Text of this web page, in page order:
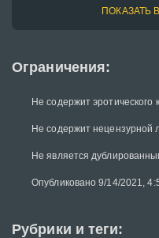
Ограничения:
Не содержит эротического
Не содержит нецензурной
Не является
Опубликовано 9/14/2021,
Рубрики и теги:
ПОКАЗАТЬ